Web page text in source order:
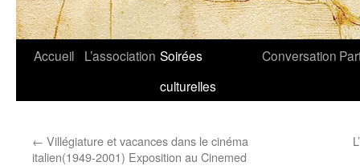
Aller
Accueil L’association Soirées
culturelles
Conversation
← Villégiature et vacances dans le cinéma
italien(1949-2001) Exposition au Cinemed